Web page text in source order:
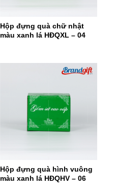
Hộp đựng quà chữ nhật
màu xanh lá HĐQXL – 04
Hộp đựng quà hình vuông
màu xanh lá HĐQHV – 06